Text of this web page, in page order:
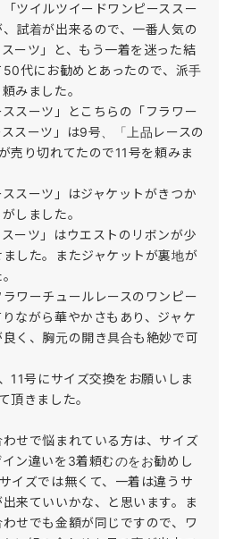
ツイルツイードワンピーススー
試着が出来るので、一番人気の
スーツ」と、もう一着を迷った結
代にお勧めとあったので、派手
みました。
ススーツ」とこちらの「フラワー
スーツ」は9号、「上品レースの
売り切れてたので11号を頼みま
ススーツ」はジャケットがきつか
しました。
スーツ」はウエストのリボンが少
した。またジャケットが裏地が
ワーチュールレースのワンピー
ながら華やかさもあり、ジャケ
く、胸元の開き具合も絶妙で可
11号にサイズ交換をお願いしま
頂きました。
せで悩まれている方は、サイズ
ン違いを3着頼むのをお勧めし
イズでは無くて、一着は違うサ
来ていいかな、と思います。ま
せでも金額が同じですので、ワ